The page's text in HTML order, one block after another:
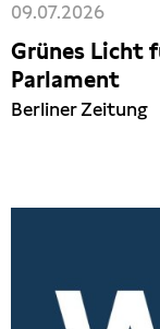
09.07.2026
Grünes Licht
Parlament
Berliner Zeitung